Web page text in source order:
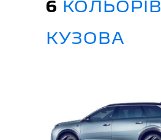
6 КОЛЬОРІВ
КУЗОВА